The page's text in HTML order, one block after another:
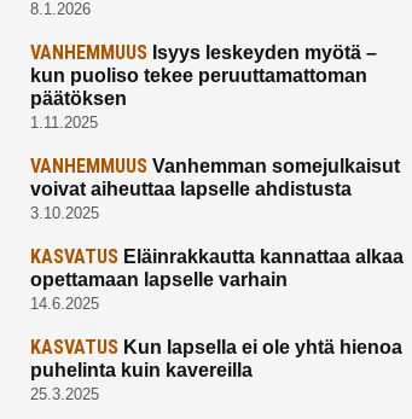
8.1.2026
VANHEMMUUS Isyys leskeyden myötä –
kun puoliso tekee peruuttamattoman
päätöksen
1.11.2025
VANHEMMUUS Vanhemman somejulkaisut
voivat aiheuttaa lapselle ahdistusta
3.10.2025
KASVATUS Eläinrakkautta kannattaa alkaa
opettamaan lapselle varhain
14.6.2025
KASVATUS Kun lapsella ei ole yhtä hienoa
puhelinta kuin kavereilla
25.3.2025